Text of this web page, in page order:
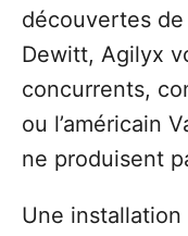
découvertes
Dewitt, Agilyx
concurrents,
ou l’américain
ne produisent
Une